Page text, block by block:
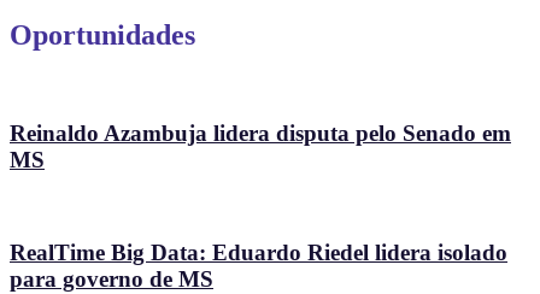
Oportunidades
Reinaldo Azambuja lidera disputa pelo Senado em
MS
RealTime Big Data: Eduardo Riedel lidera isolado
para governo de MS